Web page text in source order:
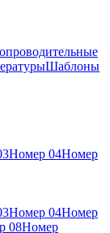
Шаблоны
Номер 04Номер
Номер 04Номер
08Номер